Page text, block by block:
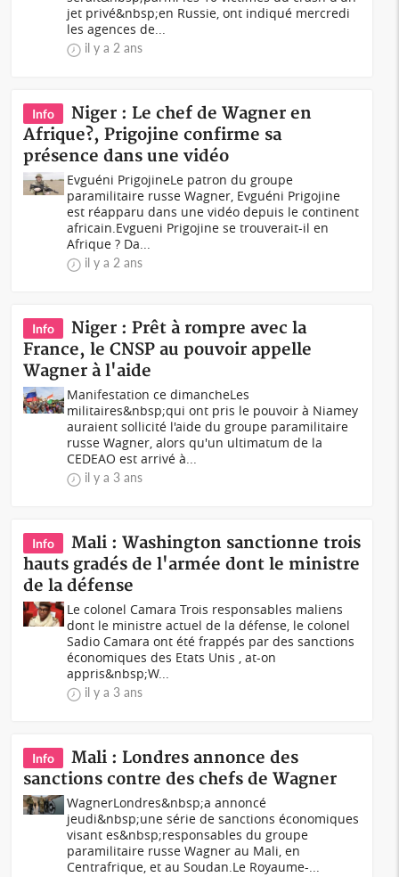
jet privé&nbsp;en Russie, ont indiqué mercredi
les agences de...
il y a 2 ans
Info
Niger : Le chef de Wagner en
Afrique?, Prigojine confirme sa
présence dans une vidéo
Evguéni PrigojineLe patron du groupe
paramilitaire russe Wagner, Evguéni Prigojine
est réapparu dans une vidéo depuis le continent
africain.Evgueni Prigojine se trouverait-il en
Afrique ? Da...
il y a 2 ans
Info
Niger : Prêt à rompre avec la
France, le CNSP au pouvoir appelle
Wagner à l'aide
Manifestation ce dimancheLes
militaires&nbsp;qui ont pris le pouvoir à Niamey
auraient sollicité l'aide du groupe paramilitaire
russe Wagner, alors qu'un ultimatum de la
CEDEAO est arrivé à...
il y a 3 ans
Info
Mali : Washington sanctionne trois
hauts gradés de l'armée dont le ministre
de la défense
Le colonel Camara Trois responsables maliens
dont le ministre actuel de la défense, le colonel
Sadio Camara ont été frappés par des sanctions
économiques des Etats Unis , at-on
appris&nbsp;W...
il y a 3 ans
Info
Mali : Londres annonce des
sanctions contre des chefs de Wagner
WagnerLondres&nbsp;a annoncé
jeudi&nbsp;une série de sanctions économiques
visant es&nbsp;responsables du groupe
paramilitaire russe Wagner au Mali, en
Centrafrique, et au Soudan.Le Royaume-...